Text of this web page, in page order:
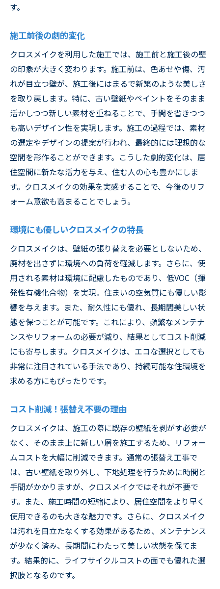
草加市での体験談を紹介
壁紙のリフレッシュで得られる効果
新しい空間作りをサポート
草加市での評判と口コミ
クロスメイクを選ぶポイント
まるで新品？草加市の住まいがクロスメイクで
劇的変化
新品同様の仕上がりを実現
壁紙の色合いが蘇る理由
クロスメイクで得られる利便性
施工後の維持管理方法
草加市両新田西町でクロスメイクを施した実例
を紹介
施工前後の比較で見る違い
実例から学ぶ施工のポイント
草加市での成功事例を一挙公開
選ばれる理由はここにある
お客様の声から見える効果
クロスメイクで新たなライフスタイルを
クロスメイクバリューが提案する草加市の住ま
クロスメイクバリューの取り組み
環境に配慮した施工法
未来を見据えた住まい作り
草加市で展開する新サービス
顧客満足度を追求した施工
す。
施工前後の劇的変化
クロスメイクを利用した施工では、施工前と施工後の壁
の印象が大きく変わります。施工前は、色あせや傷、汚
れが目立つ壁が、施工後にはまるで新築のような美しさ
を取り戻します。特に、古い壁紙やペイントをそのまま
活かしつつ新しい素材を重ねることで、手間を省きつつ
も高いデザイン性を実現します。施工の過程では、素材
の選定やデザインの提案が行われ、最終的には理想的な
空間を形作ることができます。こうした劇的変化は、居
住空間に新たな活力を与え、住む人の心も豊かにしま
す。クロスメイクの効果を実感することで、今後のリフ
ォーム意欲も高まることでしょう。
環境にも優しいクロスメイクの特長
クロスメイクは、壁紙の張り替えを必要としないため、
廃材を出さずに環境への負荷を軽減します。さらに、使
用される素材は環境に配慮したものであり、低VOC（揮
発性有機化合物）を実現。住まいの空気質にも優しい影
響を与えます。また、耐久性にも優れ、長期間美しい状
態を保つことが可能です。これにより、頻繁なメンテナ
ンスやリフォームの必要が減り、結果としてコスト削減
にも寄与します。クロスメイクは、エコな選択としても
非常に注目されている手法であり、持続可能な住環境を
求める方にもぴったりです。
コスト削減！張替え不要の理由
クロスメイクは、施工の際に既存の壁紙を剥がす必要が
なく、そのまま上に新しい層を施工するため、リフォー
ムコストを大幅に削減できます。通常の張替え工事で
は、古い壁紙を取り外し、下地処理を行うために時間と
手間がかかりますが、クロスメイクではそれが不要で
す。また、施工時間の短縮により、居住空間をより早く
使用できるのも大きな魅力です。さらに、クロスメイク
は汚れを目立たなくする効果があるため、メンテナンス
が少なく済み、長期間にわたって美しい状態を保てま
す。結果的に、ライフサイクルコストの面でも優れた選
択肢となるのです。